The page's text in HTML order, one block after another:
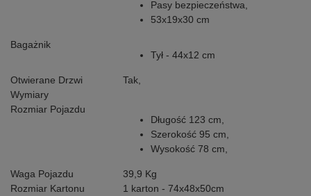
Pasy bezpieczeństwa,
53x19x30 cm
Bagażnik
Tył - 44x12 cm
Otwierane Drzwi
Tak,
Wymiary
Rozmiar Pojazdu
Długość 123 cm,
Szerokość 95 cm,
Wysokość 78 cm,
Waga Pojazdu
39,9 Kg
Rozmiar Kartonu
1 karton - 74x48x50cm